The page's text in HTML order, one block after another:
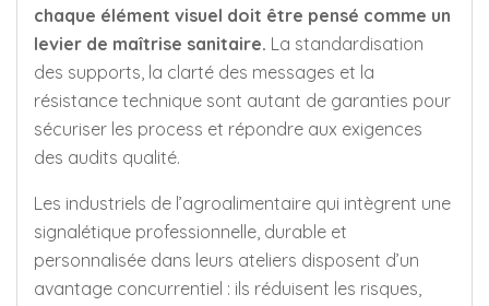
chaque élément visuel doit être pensé comme un
levier de maîtrise sanitaire. La standardisation
des supports, la clarté des messages et la
résistance technique sont autant de garanties pour
sécuriser les process et répondre aux exigences
des audits qualité.
Les industriels de l’agroalimentaire qui intègrent une
signalétique professionnelle, durable et
personnalisée dans leurs ateliers disposent d’un
avantage concurrentiel : ils réduisent les risques,